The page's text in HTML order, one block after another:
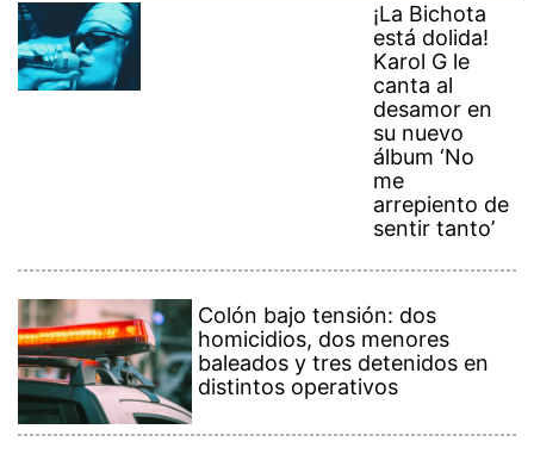
¡La Bichota
está dolida!
Karol G le
canta al
desamor en
su nuevo
álbum ‘No
me
arrepiento de
sentir tanto’
Colón bajo tensión: dos
homicidios, dos menores
baleados y tres detenidos en
distintos operativos